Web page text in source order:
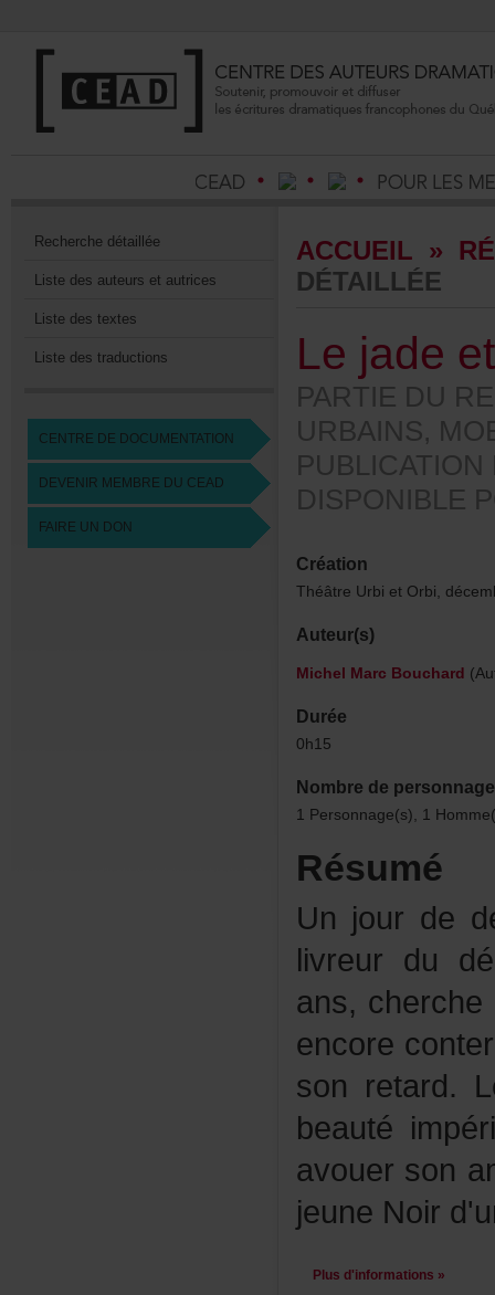
Recherchedétaillée
Listedesauteursetautrices
Listedestextes
Listedestraductions
CENTREDEDOCUMENTATION
DEVENIRMEMBREDUCEAD
FAIREUNDON
ACCUEIL »
DÉTAILLÉE
Création
Auteur(s)
MichelMarcBouchard
Durée
0h15
Résumé
Plusd'informations»